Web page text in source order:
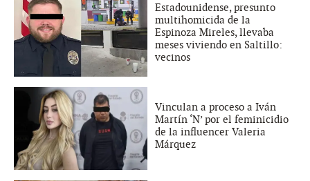
Estadounidense, presunto
multihomicida de la
Espinoza Mireles, llevaba
meses viviendo en Saltillo:
vecinos
Vinculan a proceso a Iván
Martín ‘N’ por el feminicidio
de la influencer Valeria
Márquez